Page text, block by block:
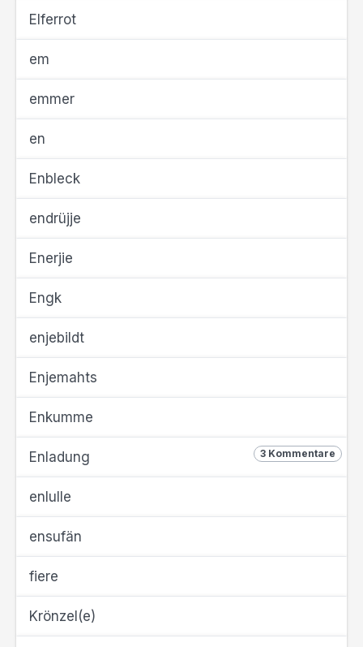
Elferrot
em
emmer
en
Enbleck
endrüjje
Enerjie
Engk
enjebildt
Enjemahts
Enkumme
3 Kommentare
Enladung
enlulle
ensufän
fiere
Krönzel(e)